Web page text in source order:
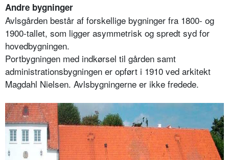
Andre bygninger
Avlsgården består af forskellige bygninger fra 1800- og
1900-tallet, som ligger asymmetrisk og spredt syd for
hovedbygningen.
Portbygningen med indkørsel til gården samt
administrationsbygningen er opført i 1910 ved arkitekt
Magdahl Nielsen. Avlsbygningerne er ikke fredede.